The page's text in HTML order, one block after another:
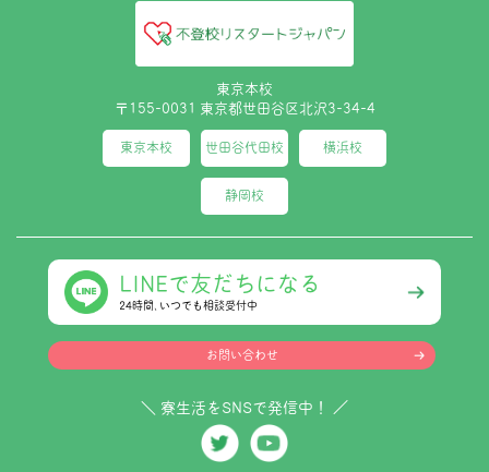
東京本校
〒155-0031 東京都世田谷区北沢3-34-4
東京本校 世田谷代田校 横浜校
静岡校
LINEで友だちになる
24時間､いつでも相談受付中
お問い合わせ
＼ 寮生活をSNSで発信中！ ／